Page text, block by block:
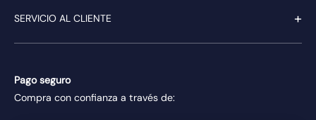
SERVICIO AL CLIENTE +
Pago seguro
Compra con confianza a través de: